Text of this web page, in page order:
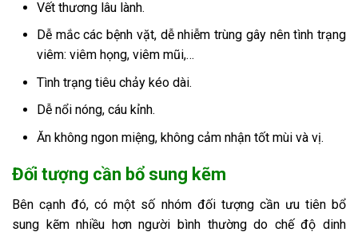
Vết thương lâu lành.
Dễ mắc các bệnh vặt, dễ nhiễm trùng gây nên tình trạng
viêm: viêm họng, viêm mũi,…
Tình trạng tiêu chảy kéo dài.
Dễ nổi nóng, cáu kỉnh.
Ăn không ngon miệng, không cảm nhận tốt mùi và vị.
Đối tượng cần bổ sung kẽm
Bên cạnh đó, có một số nhóm đối tượng cần ưu tiên bổ
sung kẽm nhiều hơn người bình thường do chế độ dinh